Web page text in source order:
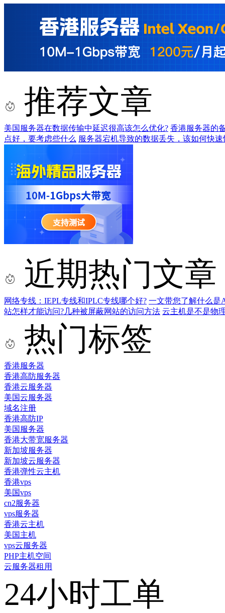
推荐文章
美国服务器在数据传输中延迟很高该怎么优化? 香港服务器的
点好，要考虑些什么 服务器宕机导致的数据丢失，该如何快速
近期热门文章
网络专线：IEPL专线和IPLC专线哪个好? 一文带您了解什么是
站怎样才能访问?几种被屏蔽网站的访问方法 云主机是不是物
热门标签
香港服务器
香港高防服务器
香港云服务器
美国云服务器
域名注册
香港高防IP
美国服务器
香港大带宽服务器
新加坡服务器
新加坡云服务器
香港弹性云主机
香港vps
美国vps
cn2服务器
vps服务器
香港云主机
美国主机
vps云服务器
PHP主机空间
云服务器租用
24小时工单